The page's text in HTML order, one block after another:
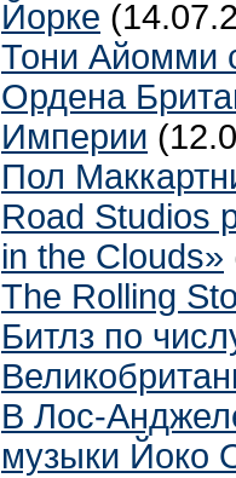
Йорке
Тони Айомми
Ордена
Империи
Пол
Road Studios
in the Clouds»
The Rolling
Битлз по
В Лос-
музыки Йоко